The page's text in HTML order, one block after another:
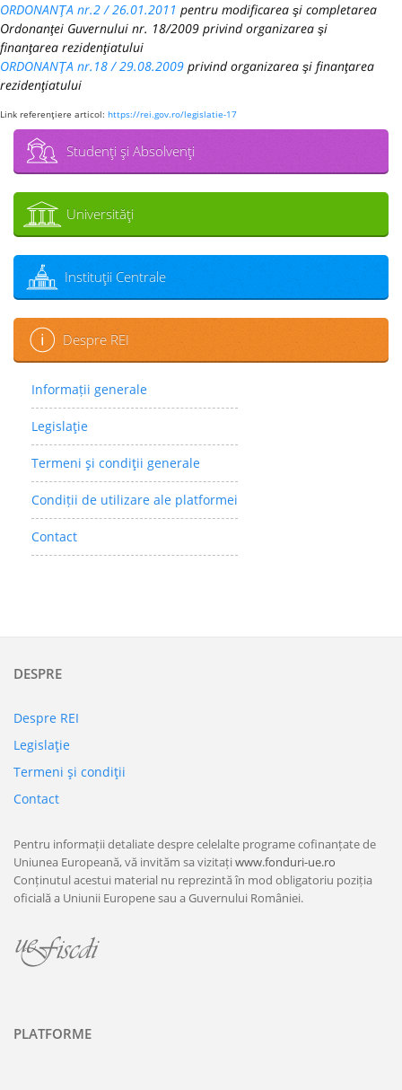
ORDONANŢA nr.2 / 26.01.2011 pentru modificarea şi completarea
Ordonanţei Guvernului nr. 18/2009 privind organizarea şi
finanţarea rezidenţiatului
ORDONANŢA nr.18 / 29.08.2009 privind organizarea şi finanţarea
rezidenţiatului
Link referenţiere articol: https://rei.gov.ro/legislatie-17
Studenţi şi Absolvenţi
Universităţi
Instituţii Centrale
Despre REI
Informații generale
Legislaţie
Termeni şi condiţii generale
Condiții de utilizare ale platformei
Contact
DESPRE
Despre REI
Legislaţie
Termeni şi condiţii
Contact
Pentru informații detaliate despre celelalte programe cofinanțate de
Uniunea Europeană, vă invităm sa vizitațiwww.fonduri-ue.ro
Conținutul acestui material nu reprezintă în mod obligatoriu poziția
oficială a Uniunii Europene sau a Guvernului României.
PLATFORME